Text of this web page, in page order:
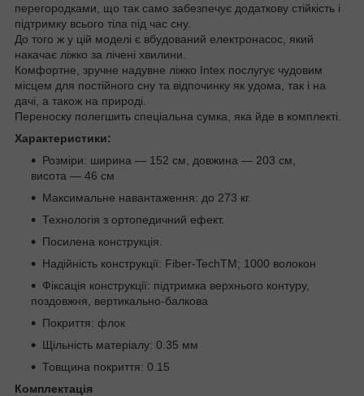
перегородками, що так само забезпечує додаткову стійкість і
підтримку всього тіла під час сну.
До того ж у цій моделі є вбудований електронасос, який
накачає ліжко за лічені хвилини.
Комфортне, зручне надувне ліжко Intex послугує чудовим
місцем для постійного сну та відпочинку як удома, так і на
дачі, а також на природі.
Переноску полегшить спеціальна сумка, яка йде в комплекті.
Характеристики:
Розміри: ширина — 152 см, довжина — 203 см,
висота — 46 см
Максимальне навантаження: до 273 кг.
Технологія з ортопедичний ефект.
Посилена конструкція.
Надійність конструкції: Fiber-TechTM; 1000 волокон
Фіксація конструкції: підтримка верхнього контуру,
поздовжня, вертикально-балкова
Покриття: флок
Щільність матеріалу: 0.35 мм
Товщина покриття: 0.15
Комплектація